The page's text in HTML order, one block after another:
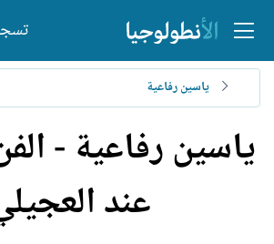
ياسين رفاعية
ياسين رفاعية -
عند